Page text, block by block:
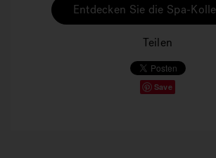
Entdecken Sie die Spa-
Teilen
Save